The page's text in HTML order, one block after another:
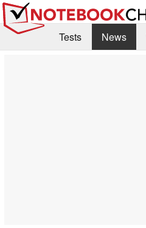
Tests News